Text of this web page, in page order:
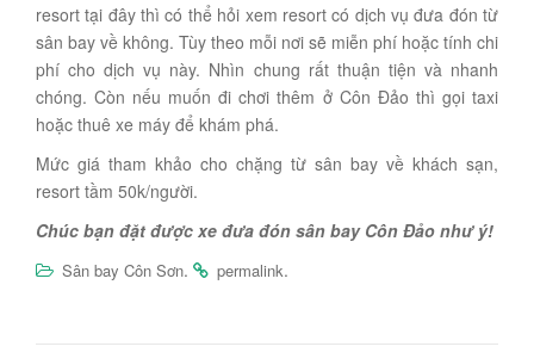
resort tại đây thì có thể hỏi xem resort có dịch vụ đưa đón từ
sân bay về không. Tùy theo mỗi nơi sẽ miễn phí hoặc tính chi
phí cho dịch vụ này. Nhìn chung rất thuận tiện và nhanh
chóng. Còn nếu muốn đi chơi thêm ở Côn Đảo thì gọi taxi
hoặc thuê xe máy để khám phá.
Mức giá tham khảo cho chặng từ sân bay về khách sạn,
resort tầm 50k/người.
Chúc bạn đặt được xe đưa đón sân bay Côn Đảo như ý!
Sân bay Côn Sơn. permalink.